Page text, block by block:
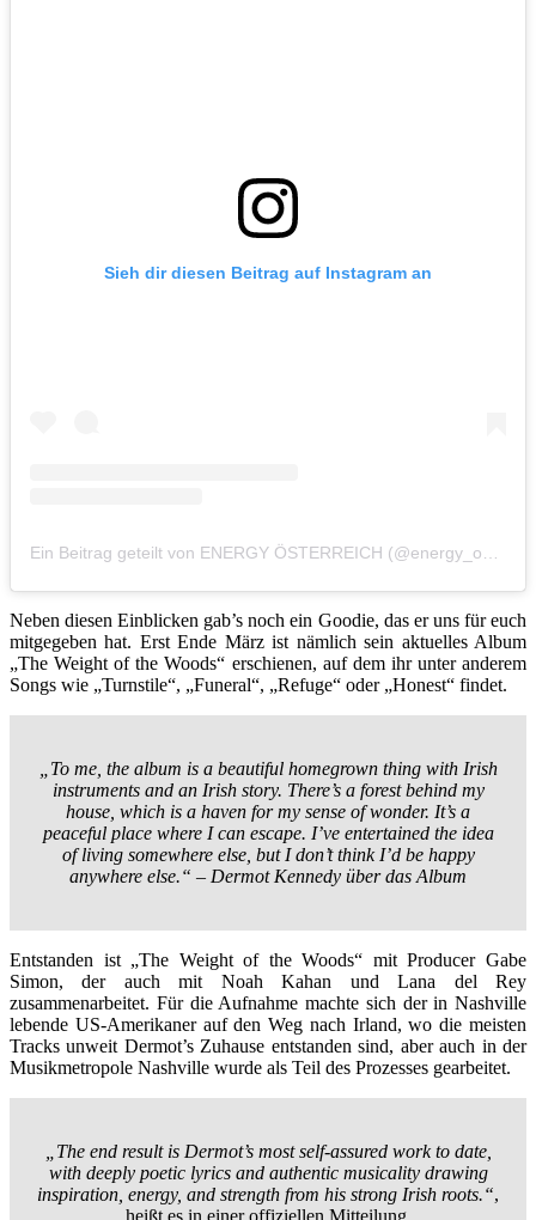
Sieh dir diesen Beitrag auf Instagram an
Neben diesen Einblicken gab’s noch ein Goodie, das er uns für euch
mitgegeben hat. Erst Ende März ist nämlich sein aktuelles Album
„The Weight of the Woods“ erschienen, auf dem ihr unter anderem
Songs wie „Turnstile“, „Funeral“, „Refuge“ oder „Honest“ findet.
„To me, the album is a beautiful homegrown thing with Irish
instruments and an Irish story. There’s a forest behind my
house, which is a haven for my sense of wonder. It’s a
peaceful place where I can escape. I’ve entertained the idea
of living somewhere else, but I don’t think I’d be happy
anywhere else.“ – Dermot Kennedy über das Album
Entstanden ist „The Weight of the Woods“ mit Producer Gabe
Simon, der auch mit Noah Kahan und Lana del Rey
zusammenarbeitet. Für die Aufnahme machte sich der in Nashville
lebende US-Amerikaner auf den Weg nach Irland, wo die meisten
Tracks unweit Dermot’s Zuhause entstanden sind, aber auch in der
Musikmetropole Nashville wurde als Teil des Prozesses gearbeitet.
„The end result is Dermot’s most self-assured work to date,
with deeply poetic lyrics and authentic musicality drawing
inspiration, energy, and strength from his strong Irish roots.“,